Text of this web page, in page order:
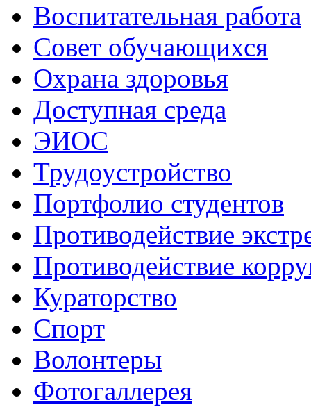
Воспитательная работа
Совет обучающихся
Охрана здоровья
Доступная среда
ЭИОС
Трудоустройство
Портфолио студентов
Противодействие
Противодействие
Кураторство
Спорт
Волонтеры
Фотогаллерея